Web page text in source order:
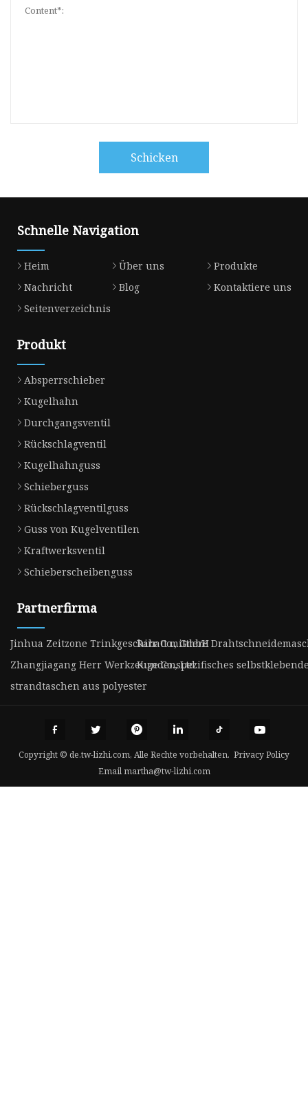
Schicken
Schnelle Navigation
Heim Über uns
Produkte
Nachricht
Blog
Kontaktiere uns
Seitenverzeichnis
Produkt
Absperrschieber
Kugelhahn
Durchgangsventil
Rückschlagventil
Kugelhahnguss
Schieberguss
Rückschlagventilguss
Guss von Kugelventilen
Kraftwerksventil
Schieberscheibenguss
Partnerfirma
Jinhua Zeitzone Trinkgeschirr Co., GmbH
Rabatt mittlere
Zhangjiagang Herr Werkzeuge Co., Ltd.
Kundenspezifisches
strandtaschen aus polyester
Copyright © de.tw-lizhi.com, Alle Rechte vorbehalten. Privacy Policy
Emailmartha@tw-lizhi.com